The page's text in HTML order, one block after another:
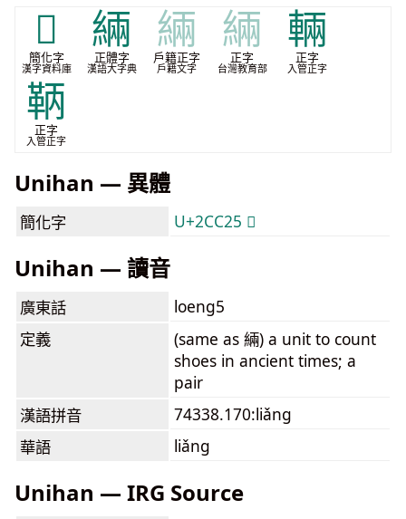
𬰥
簡化字
漢字資料庫
緉
正體字
漢語大字典
緉
戶籍正字
戶籍文字
緉
正字
台灣教育部
輛
正字
入管正字
鞆
正字
入管正字
Unihan — 異體
簡化字 U+2CC25 𬰥
Unihan — 讀音
廣東話
loeng5
定義
(same as 緉) a unit to count
shoes in ancient times; a
pair
漢語拼音
74338.170:liǎng
華語
liǎng
Unihan — IRG Source